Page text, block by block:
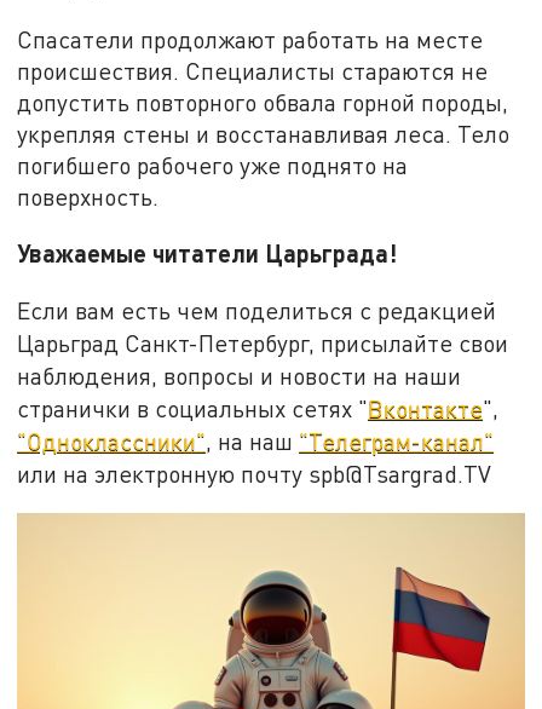
Спасатели продолжают работать на месте
происшествия. Специалисты стараются не
допустить повторного обвала горной породы,
укрепляя стены и восстанавливая леса. Тело
погибшего рабочего уже поднято на
поверхность.
Уважаемые читатели Царьграда!
Если вам есть чем поделиться с редакцией
Царьград Санкт-Петербург, присылайте свои
наблюдения, вопросы и новости на наши
странички в социальных сетях "Вконтакте",
"Одноклассники" , на наш "Телеграм-канал"
или на электронную почту spb@Tsargrad.TV